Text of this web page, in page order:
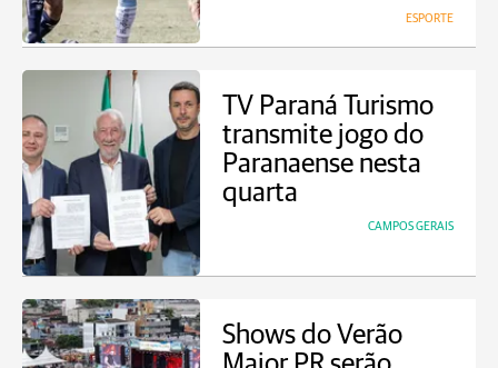
ESPORTE
TV Paraná Turismo
transmite jogo do
Paranaense nesta
quarta
CAMPOS GERAIS
Shows do Verão